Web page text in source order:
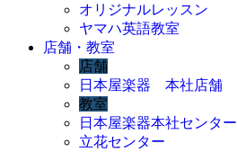
オリジナルレッスン
ヤマハ英語教室
店舗・教室
店舗
日本屋楽器 本社店舗
教室
日本屋楽器本社センター
立花センター